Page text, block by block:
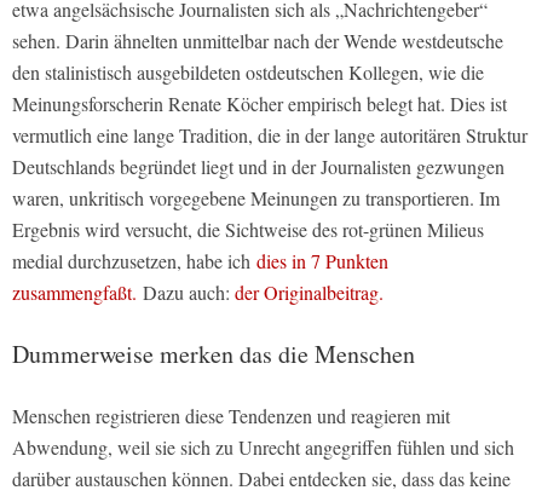
etwa angelsächsische Journalisten sich als „Nachrichtengeber“
sehen. Darin ähnelten unmittelbar nach der Wende westdeutsche
den stalinistisch ausgebildeten ostdeutschen Kollegen, wie die
Meinungsforscherin Renate Köcher empirisch belegt hat. Dies ist
vermutlich eine lange Tradition, die in der lange autoritären Struktur
Deutschlands begründet liegt und in der Journalisten gezwungen
waren, unkritisch vorgegebene Meinungen zu transportieren. Im
Ergebnis wird versucht, die Sichtweise des rot-grünen Milieus
medial durchzusetzen, habe ich dies in 7 Punkten
zusammengfaßt. Dazu auch: der Originalbeitrag.
Dummerweise merken das die Menschen
Menschen registrieren diese Tendenzen und reagieren mit
Abwendung, weil sie sich zu Unrecht angegriffen fühlen und sich
darüber austauschen können. Dabei entdecken sie, dass das keine